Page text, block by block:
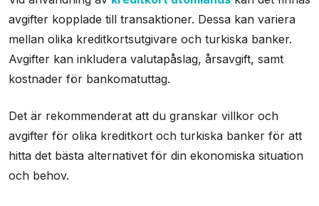
avgifter kopplade till transaktioner. Dessa kan variera
mellan olika kreditkortsutgivare och turkiska banker.
Avgifter kan inkludera valutapåslag, årsavgift, samt
kostnader för bankomatuttag.
Det är rekommenderat att du granskar villkor och
avgifter för olika kreditkort och turkiska banker för att
hitta det bästa alternativet för din ekonomiska situation
och behov.